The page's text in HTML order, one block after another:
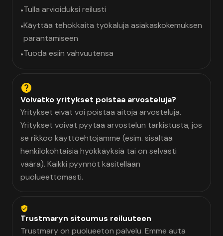
•Tulla arvioiduksi reilusti
•Käyttää tehokkaita työkaluja asiakaskokemuksen
parantamiseen
•Tuoda esiin vahvuutensa
Voivatko yritykset poistaa arvosteluja?
Yritykset eivät voi poistaa aitoja arvosteluja.
Yritykset voivat pyytää arvostelun tarkistusta, jos
se rikkoo käyttöehtojamme (esim. sisältää
henkilökohtaisia hyökkäyksiä tai on selvästi
väärä). Kaikki pyynnöt käsitellään
puolueettomasti.
Trustmaryn sitoumus reiluuteen
Trustmary on puolueeton palvelu. Emme auta